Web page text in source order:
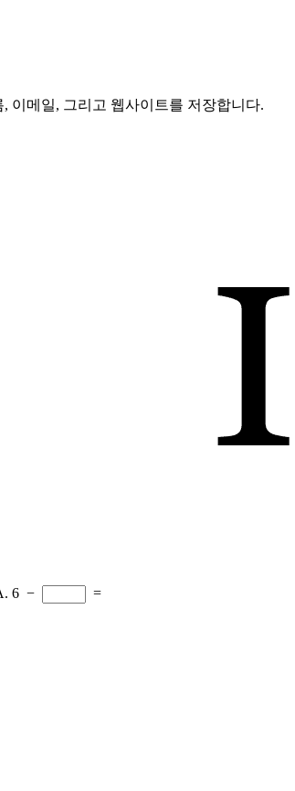
이메일, 그리고 웹사이트를 저장합니다.
6 − =